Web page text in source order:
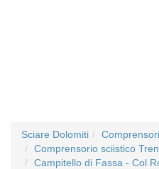
Sciare Dolomiti
Comprensorio sciistico
Campitello di Fassa - Col